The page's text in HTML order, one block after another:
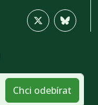
Chci odebírat